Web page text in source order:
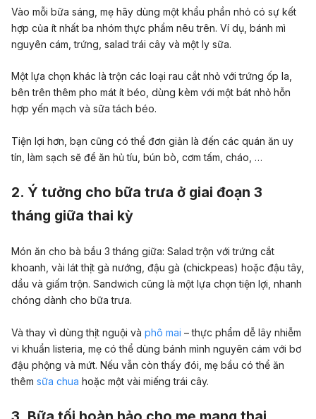
Vào mỗi bữa sáng, mẹ hãy dùng một khẩu phần nhỏ có sự kết
hợp của ít nhất ba nhóm thực phẩm nêu trên. Ví dụ, bánh mì
nguyên cám, trứng, salad trái cây và một ly sữa.
Một lựa chọn khác là trộn các loại rau cắt nhỏ với trứng ốp la,
bên trên thêm pho mát ít béo, dùng kèm với một bát nhỏ hỗn
hợp yến mạch và sữa tách béo.
Tiện lợi hơn, bạn cũng có thể đơn giản là đến các quán ăn uy
tín, làm sạch sẽ để ăn hủ tíu, bún bò, cơm tấm, cháo, …
2. Ý tưởng cho bữa trưa ở giai đoạn 3
tháng giữa thai kỳ
Món ăn cho bà bầu 3 tháng giữa: Salad trộn với trứng cắt
khoanh, vài lát thịt gà nướng, đậu gà (chickpeas) hoặc đậu tây,
dầu và giấm trộn. Sandwich cũng là một lựa chọn tiện lợi, nhanh
chóng dành cho bữa trưa.
Và thay vì dùng thịt nguội và phô mai – thực phẩm dễ lây nhiễm
vi khuẩn listeria, mẹ có thể dùng bánh mình nguyên cám với bơ
đậu phộng và mứt. Nếu vẫn còn thấy đói, mẹ bầu có thể ăn
thêm sữa chua hoặc một vài miếng trái cây.